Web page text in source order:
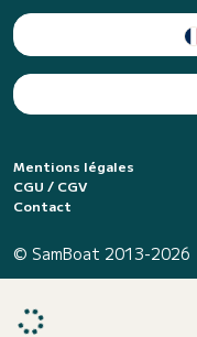
Mentions légales
CGU / CGV
Contact
© SamBoat 2013-2026